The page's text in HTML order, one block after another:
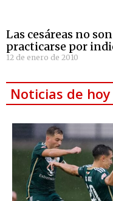
Las cesáreas no
practicarse por
12 de enero de 2010
Noticias de hoy